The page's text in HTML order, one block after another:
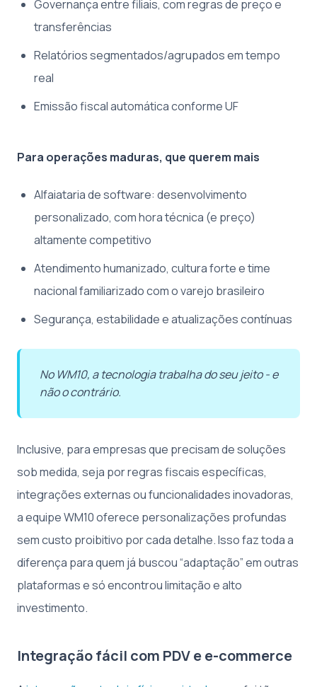
Governança entre filiais, com regras de preço e
transferências
Relatórios segmentados/agrupados em tempo
real
Emissão fiscal automática conforme UF
Para operações maduras, que querem mais
Alfaiataria de software: desenvolvimento
personalizado, com hora técnica (e preço)
altamente competitivo
Atendimento humanizado, cultura forte e time
nacional familiarizado com o varejo brasileiro
Segurança, estabilidade e atualizações contínuas
No WM10, a tecnologia trabalha do seu jeito - e
não o contrário.
Inclusive, para empresas que precisam de soluções
sob medida, seja por regras fiscais específicas,
integrações externas ou funcionalidades inovadoras,
a equipe WM10 oferece personalizações profundas
sem custo proibitivo por cada detalhe. Isso faz toda a
diferença para quem já buscou “adaptação” em outras
plataformas e só encontrou limitação e alto
investimento.
Integração fácil com PDV e e-commerce